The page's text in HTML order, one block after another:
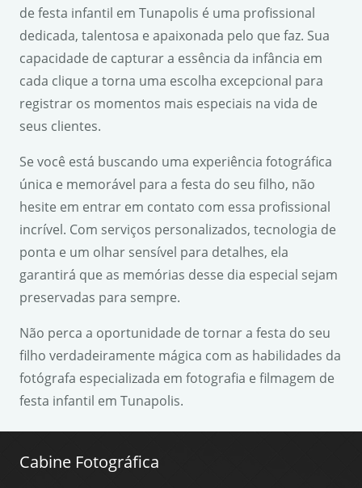
de festa infantil em Tunapolis é uma profissional
dedicada, talentosa e apaixonada pelo que faz. Sua
capacidade de capturar a essência da infância em
cada clique a torna uma escolha excepcional para
registrar os momentos mais especiais na vida de
seus clientes.
Se você está buscando uma experiência fotográfica
única e memorável para a festa do seu filho, não
hesite em entrar em contato com essa profissional
incrível. Com serviços personalizados, tecnologia de
ponta e um olhar sensível para detalhes, ela
garantirá que as memórias desse dia especial sejam
preservadas para sempre.
Não perca a oportunidade de tornar a festa do seu
filho verdadeiramente mágica com as habilidades da
fotógrafa especializada em fotografia e filmagem de
festa infantil em Tunapolis.
Cabine Fotográfica